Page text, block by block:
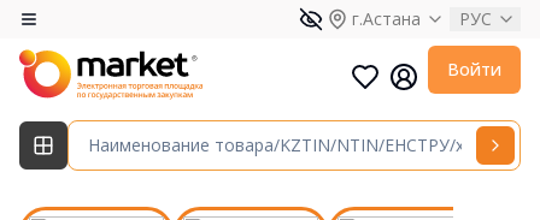
г.Астана РУС
Войти